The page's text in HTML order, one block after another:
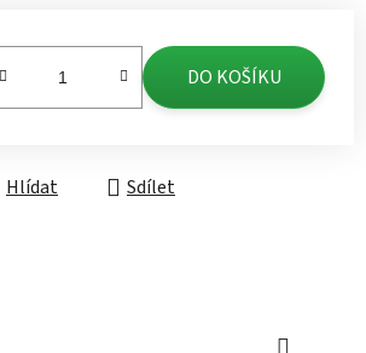
DO KOŠÍKU
Hlídat Sdílet